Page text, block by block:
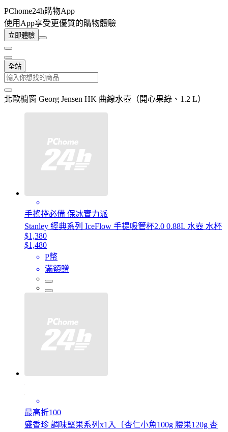
PChome24h購物App
使用App享受更優質的購物體驗
立即體驗
全站
北歐櫥窗 Georg Jensen HK 曲線水壺（開心果綠、1.2 L）
手搖控必備 保冰實力派
Stanley 經典系列 IceFlow 手提吸管杯2.0 0.88L 水壺 水杯
$1,380
$1,480
P幣
滿額贈
最高折100
盛香珍 調味堅果系列x1入〔杏仁小魚100g 腰果120g 杏